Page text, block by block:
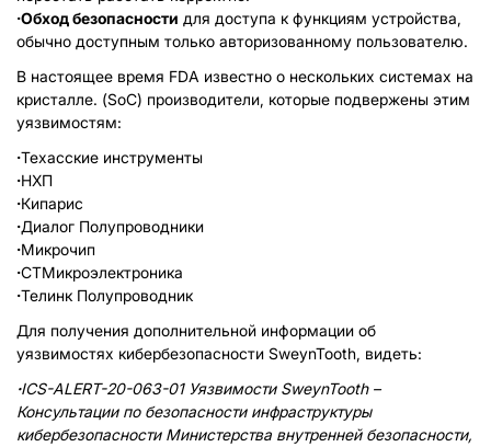
·Обход безопасности для доступа к функциям устройства,
обычно доступным только авторизованному пользователю.
В настоящее время FDA известно о нескольких системах на
кристалле. (SoC) производители, которые подвержены этим
уязвимостям:
·Техасские инструменты
·НХП
·Кипарис
·Диалог Полупроводники
·Микрочип
·СТМикроэлектроника
·Телинк Полупроводник
Для получения дополнительной информации об
уязвимостях кибербезопасности SweynTooth, видеть:
·ICS-ALERT-20-063-01 Уязвимости SweynTooth –
Консультации по безопасности инфраструктуры
кибербезопасности Министерства внутренней безопасности,